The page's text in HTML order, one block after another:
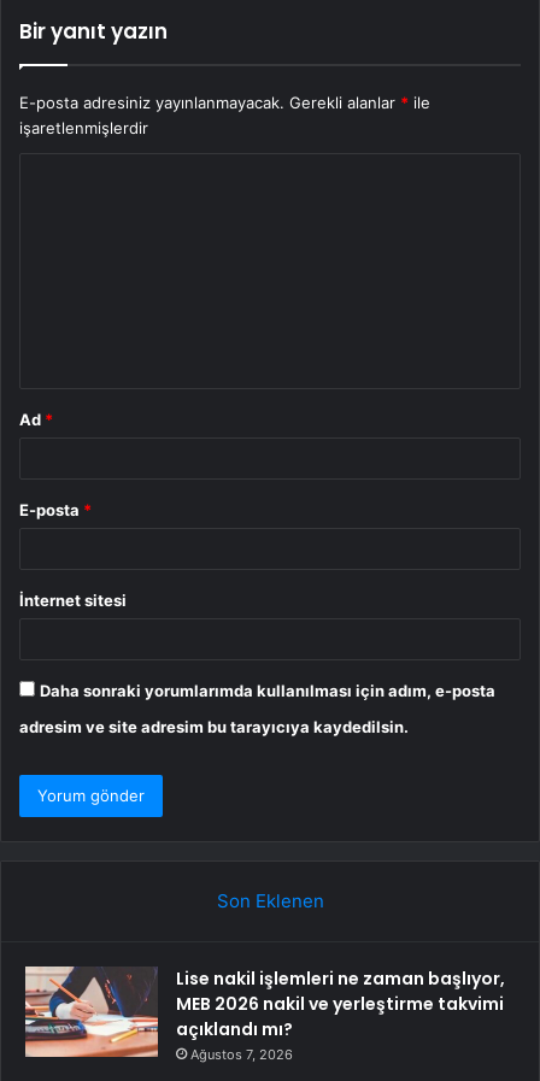
Bir yanıt yazın
E-posta adresiniz yayınlanmayacak. Gerekli alanlar * ile
işaretlenmişlerdir
Ad *
E-posta *
İnternet sitesi
Daha sonraki yorumlarımda kullanılması için adım, e-posta
adresim ve site adresim bu tarayıcıya kaydedilsin.
Son Eklenen
Lise nakil işlemleri ne zaman başlıyor,
MEB 2026 nakil ve yerleştirme takvimi
açıklandı mı?
Ağustos 7, 2026